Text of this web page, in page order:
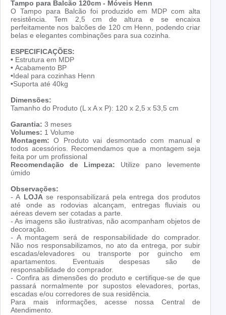
Tampo para Balcão 120cm - Móveis Henn
O Tampo para Balcão foi produzido em MDP com alta
resistência. Tem 2,5 cm de altura e se encaixa
perfeitamente nos balcões de 120 cm Henn, podendo criar
belas e elegantes combinações para sua cozinha.
ESPECIFICAÇÕES:
• Estrutura em MDP
• Acabamento BP
•Ideal para cozinhas Henn
•Suporta até 40kg
Dimensões:
Tamanho do Produto (L x A x P): 120 x 2,5 x 53,5 cm
Garantia: 3 meses
Volumes: 1 Volume
Montagem:O Produto vai desmontado com manual e
todos acessórios. Recomendamos que a montagem seja
feita por um profissional
Recomendação de Limpeza: Utilize pano levemente
úmido
Observações:
- A LOJAse responsabilizará pela entrega dos produtos
até onde as rodovias alcançam, entregas fluviais ou
aéreas devem ser cotadas a parte.
- As imagens são ilustrativas, não acompanham objetos de
decoração.
- A montagem será de responsabilidade do comprador.
Não nos responsabilizamos, no ato da entrega, por subir
escadas/elevadores ou transporte por guincho em
apartamentos. Eventuais despesas são de
responsabilidade do comprador.
- Confira as dimensões do produto e certifique-se de que
passará normalmente por supostos elevadores, portas,
escadas e/ou corredores de sua residência.
Para mais informações, acesse nossa Central de
Atendimento.